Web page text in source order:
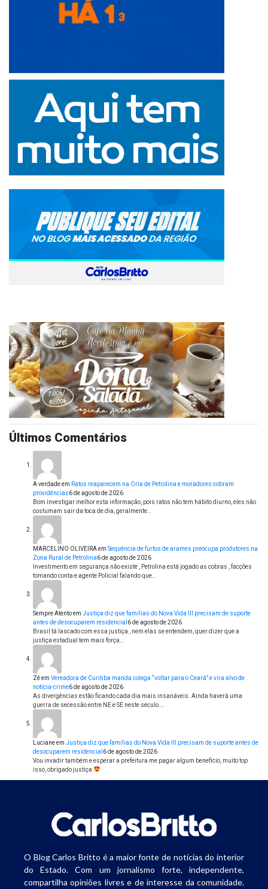
Últimos Comentários
A verdadeem Ratos reaparecem na Orla de Petrolina e moradores cobram
providências6 de agosto de 2026
Bom investigar melhor esta informação, pois ratos não tem hábito diurno, eles não
costumam sair da toca de dia, geralmente…
MARCELINO OLIVEIRAem Sequência de furtos de arames preocupa produtores na
Zona Rural de Petrolina6 de agosto de 2026
Investimento em segurança não existe , Petrolina está jogado as cobras , facções
tomando conta e agente Policial falando que…
Sempre Atentoem Justiça diz que famílias do Nova Vida III precisam de suporte
antes de desocuparem residencial 6 de agosto de 2026
Brasil tá lascado com essa justiça , nem elas se entendem, quer dizer que a
justiça estadual tem mais força…
Zéem Vereadora de Curitiba manda colega “voltar para o Ceará” e vira alvo de
notícia-crime6 de agosto de 2026
As divergências estão ficando cada dia mais insanáveis. Ainda haverá uma
guerra de secessão entre NE e SE neste século.…
Lucianeem Justiça diz que famílias do Nova Vida III precisam de suporte antes de
desocuparem residencial 6 de agosto de 2026
Vou invadir também e esperar a prefeitura me pagar algum benefício, muito top
isso, obrigado justiça
O Blog Carlos Britto é a maior fonte de notícias do interior
do Estado. Com um jornalismo forte, independente,
compartilha opiniões livres e de interesse da comunidade.